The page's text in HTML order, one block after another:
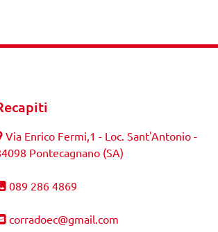
Via Enrico Fermi,1 - Loc. Sant'Antonio -
Pontecagnano (SA)
089 286 4869
corradoec@gmail.com